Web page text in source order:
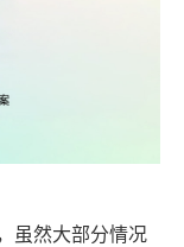
虽然大部分情况